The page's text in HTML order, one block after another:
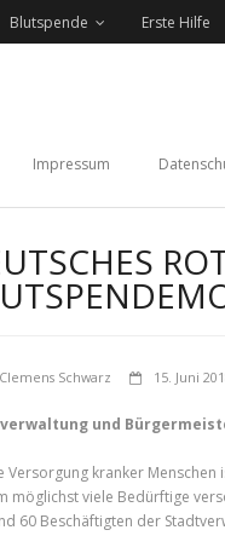
Blutspende Erste Hilfe
Impressum
Clemens Schwarz 15. Juni
und
Versorgung kranker
möglichst viele Bedürftige
60 Beschäftigten der